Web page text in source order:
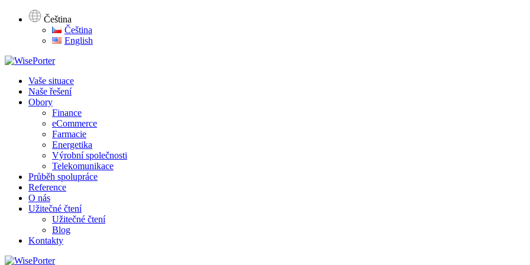
Čeština
Čeština
English
Vaše situace
Naše řešení
Obory
Finance
eCommerce
Farmacie
Energetika
Výrobní společnosti
Telekomunikace
Průběh spolupráce
Reference
O nás
Užitečné čtení
Užitečné čtení
Blog
Kontakty